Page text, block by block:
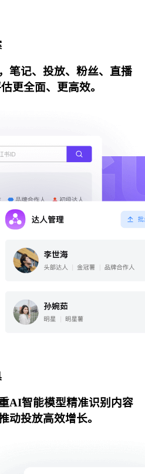
笔记、投放、粉丝、直播
更全面、更高效。
AI智能模型精准识别内容
动投放高效增长。